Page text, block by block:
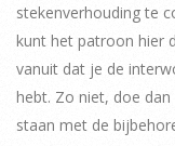
stekenverhouding te
kunt het patroon hier
vanuit dat je de
hebt. Zo niet, doe
staan met de